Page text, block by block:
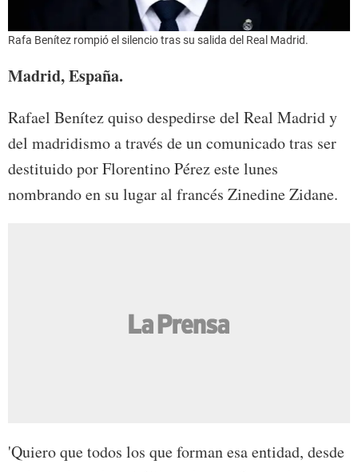
Rafa Benítez rompió el silencio tras su salida del Real Madrid.
Madrid, España.
Rafael Benítez quiso despedirse del Real Madrid y
del madridismo a través de un comunicado tras ser
destituido por Florentino Pérez este lunes
nombrando en su lugar al francés Zinedine Zidane.
'Quiero que todos los que forman esa entidad, desde